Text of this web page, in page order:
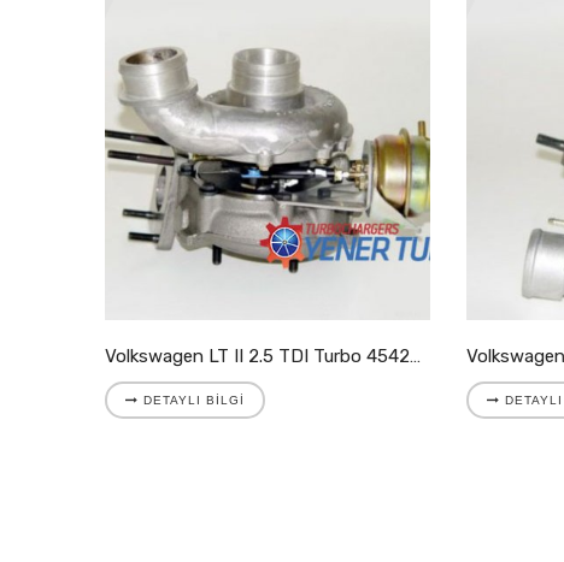
Volkswagen LT II 2.5 TDI Turbo 454205-9007S
DETAYLI BILGI